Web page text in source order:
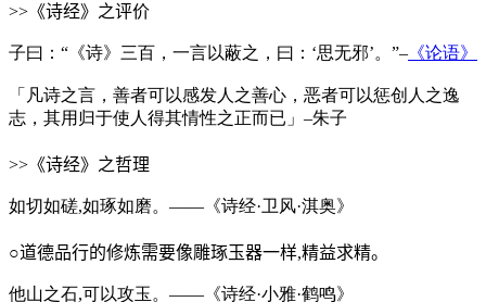
>> 《诗经》之评价
子曰：“《诗》三百，一言以蔽之，曰：‘思无邪’。”– 《论语》
「凡诗之言，善者可以感发人之善心，恶者可以惩创人之逸
志，其用归于使人得其情性之正而已」–朱子
>> 《诗经》之哲理
如切如磋,如琢如磨。——《诗经·卫风·淇奥》
○道德品行的修炼需要像雕琢玉器一样,精益求精。
他山之石,可以攻玉。——《诗经·小雅·鹤鸣》